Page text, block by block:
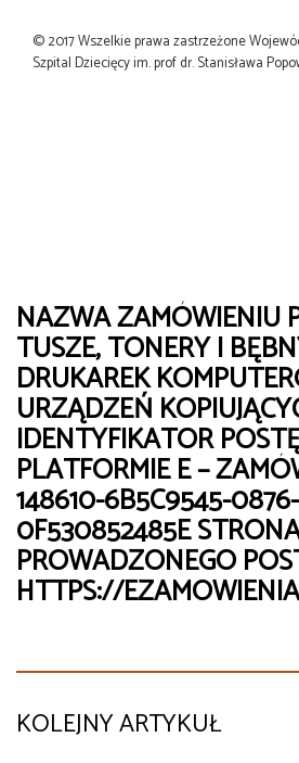
© 2017 Wszelkie prawa zastrzeżone
Szpital Dziecięcy im. prof dr. Stanisława
NAZWA ZAMÓWIENIU
TUSZE, TONERY I
DRUKAREK
URZĄDZEŃ
IDENTYFIKATOR
PLATFORMIE E –
148610-6B5C9545-
0F530852485E
PROWADZONEGO
HTTPS://
KOLEJNY ARTYKUŁ